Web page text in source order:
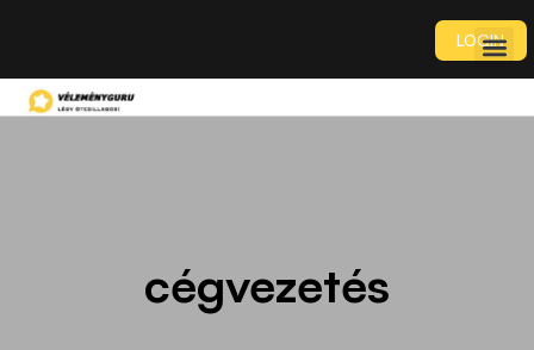
LOGIN
cégvezetés